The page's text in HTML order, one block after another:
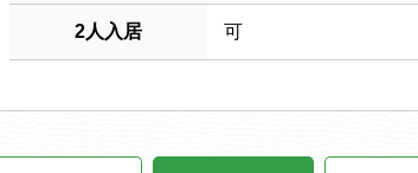
2人入居 可